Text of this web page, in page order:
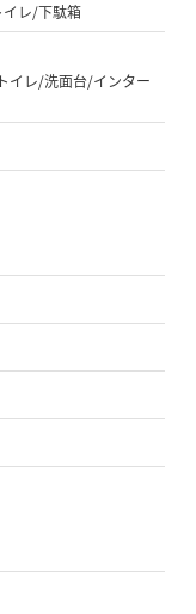
レ/下駄箱
イレ/洗面台/インター